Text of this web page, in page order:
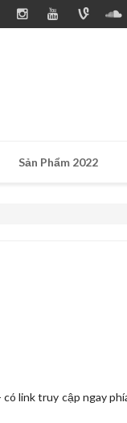
Sản Phẩm 2022
link truy cập ngay